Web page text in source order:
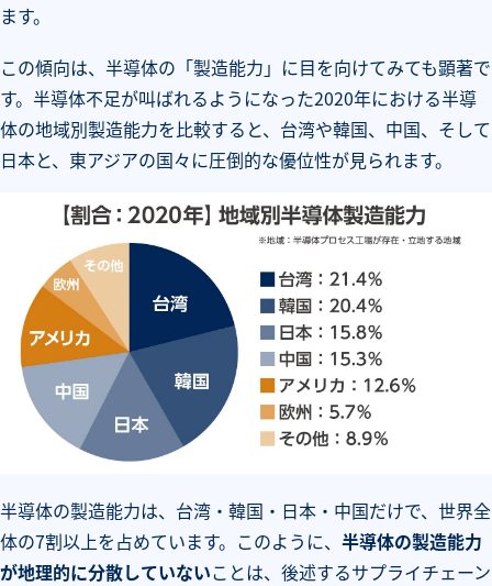
ます。
この傾向は、半導体の「製造能力」に目を向けてみても顕著で
す。半導体不足が叫ばれるようになった2020年における半導
体の地域別製造能力を比較すると、台湾や韓国、中国、そして
日本と、東アジアの国々に圧倒的な優位性が見られます。
半導体の製造能力は、台湾・韓国・日本・中国だけで、世界全
体の7割以上を占めています。このように、 半導体の製造能力
が地理的に分散していないことは、後述するサプライチェーン